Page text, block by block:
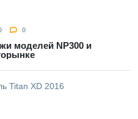
0
моделей NP300 и